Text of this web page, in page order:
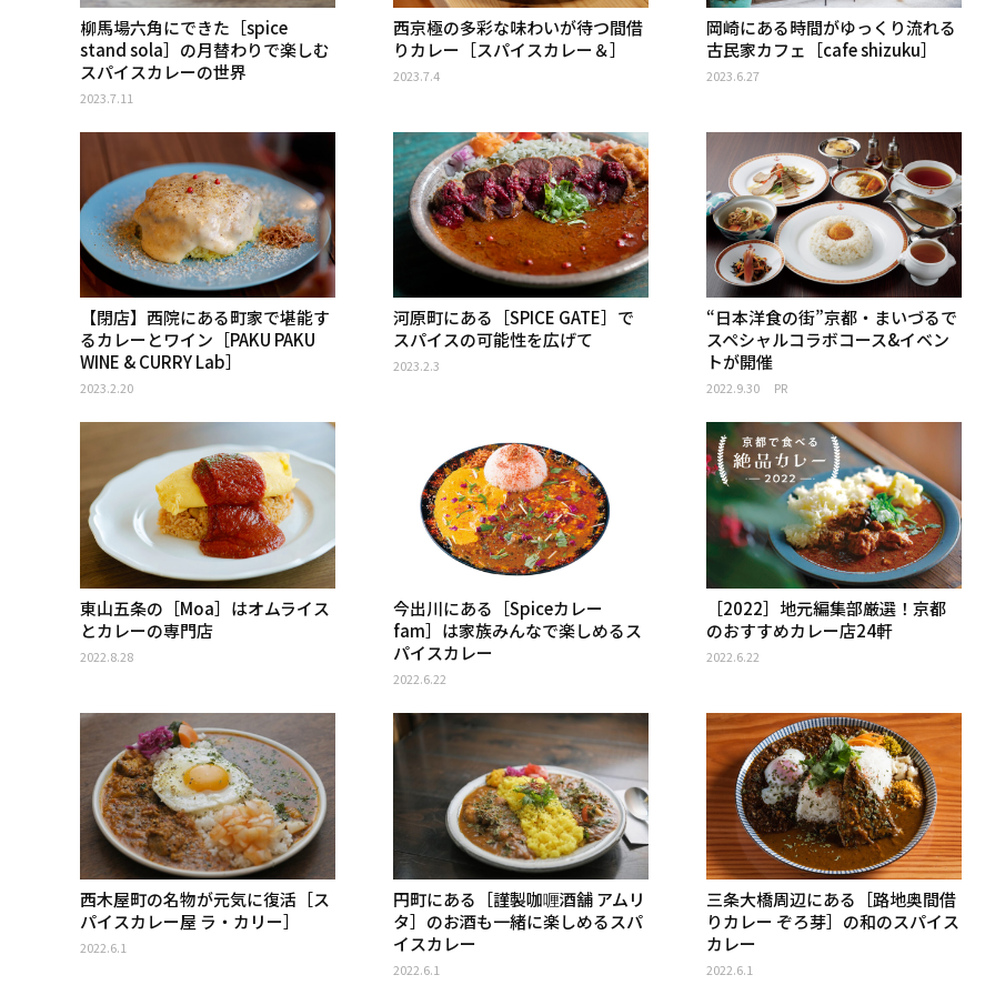
柳馬場六角にできた［spice
stand sola］の月替わりで楽しむ
スパイスカレーの世界
2023.7.11
西京極の多彩な味わいが待つ間借
りカレー［スパイスカレー＆］
2023.7.4
岡崎にある時間がゆっくり流れる
古民家カフェ［cafe shizuku］
2023.6.27
【閉店】西院にある町家で堪能す
るカレーとワイン［PAKU PAKU
WINE & CURRY Lab］
2023.2.20
河原町にある［SPICE GATE］で
スパイスの可能性を広げて
2023.2.3
“日本洋食の街”京都・まいづるで
スペシャルコラボコース&イベン
トが開催
2022.9.30 PR
東山五条の［Moa］はオムライス
とカレーの専門店
2022.8.28
今出川にある［Spiceカレー
fam］は家族みんなで楽しめるス
パイスカレー
2022.6.22
［2022］地元編集部厳選！京都
のおすすめカレー店24軒
2022.6.22
西木屋町の名物が元気に復活［ス
パイスカレー屋 ラ・カリー］
2022.6.1
円町にある［謹製咖喱酒舗 アムリ
タ］のお酒も一緒に楽しめるスパ
イスカレー
2022.6.1
三条大橋周辺にある［路地奥間借
りカレー ぞろ芽］の和のスパイス
カレー
2022.6.1